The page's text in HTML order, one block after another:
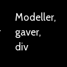
Modeller,
gaver,
div